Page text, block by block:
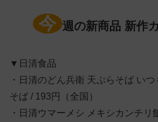
今 週の新商品 新作
▼日清食品
・日清のどん兵衛 天ぷらそば い
そば / 193円（全国）
・日清ウマーメシ メキシカンチリ